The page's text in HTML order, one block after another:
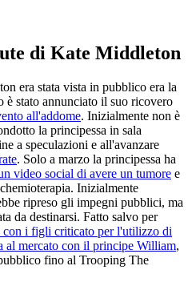
di Kate Middleton
era stata vista in pubblico era la
è stato annunciato il suo ricovero
all'addome. Inizialmente non è
la principessa in sala
a speculazioni e all'avanzare
. Solo a marzo la principessa ha
video social di avere un tumore e
Inizialmente
ripreso gli impegni pubblici, ma
da destinarsi. Fatto salvo per
con i figli criticato per l'utilizzo di
al mercato con il principe William,
fino al Trooping The